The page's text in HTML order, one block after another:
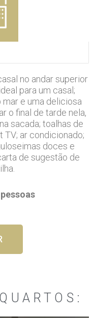
no andar superior
para um casal;
e uma deliciosa
o final de tarde nela,
sacada; toalhas de
TV; ar condicionado;
doces e
de sugestão de